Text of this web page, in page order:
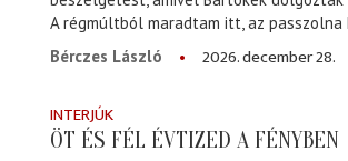
A régmúltból maradtam itt, az passzolna
Bérczes László
2026. december 28.
INTERJÚK
ÖT ÉS FÉL ÉVTIZED A FÉNYBEN